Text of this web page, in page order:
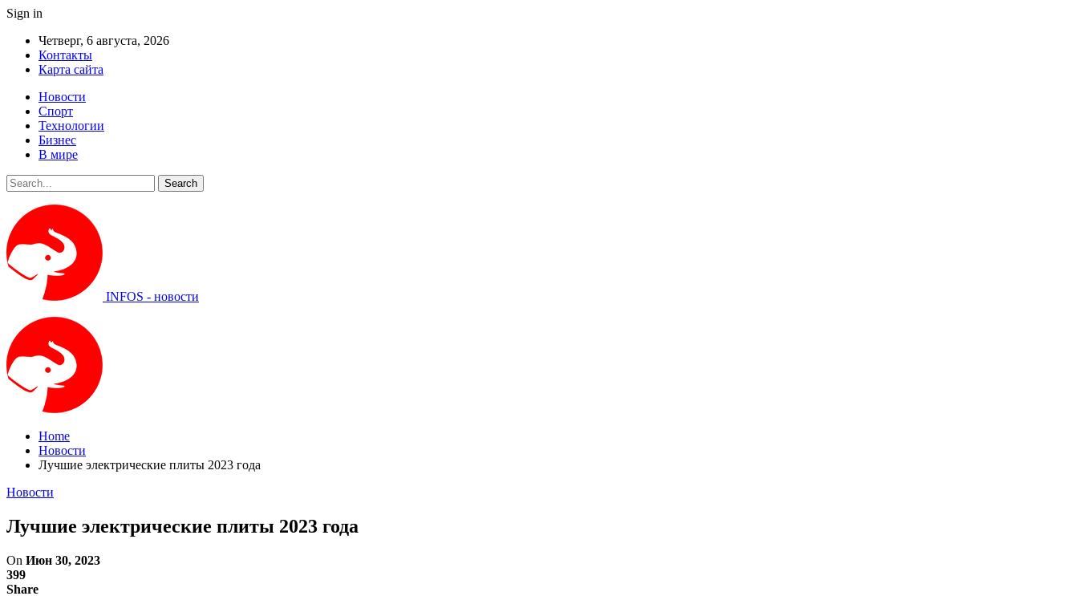
Sign in
Четверг, 6 августа, 2026
Контакты
Карта сайта
Новости
Спорт
Технологии
Бизнес
В мире
INFOS - новости
Home
Новости
Лучшие электрические плиты 2023 года
Новости
Лучшие электрические плиты 2023 года
On Июн 30, 2023
399
Share